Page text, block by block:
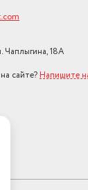
Чаплыгина, 18А
сайте? Напишите